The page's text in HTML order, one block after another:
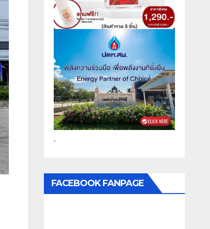
FACEBOOK FANPAGE